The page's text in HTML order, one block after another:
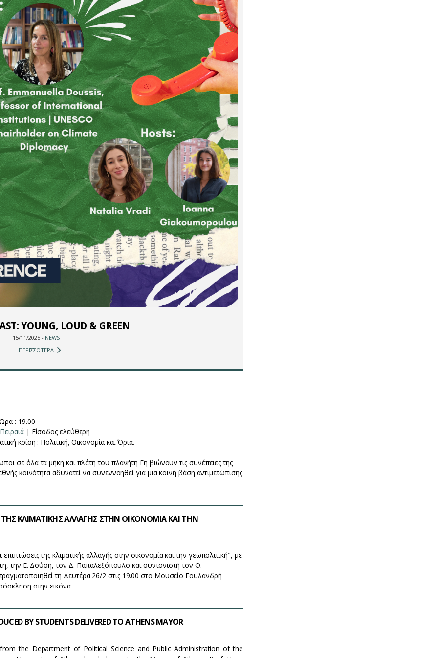
YOUNG, LOUD & GREEN
15/11/2025 - NEWS
ΠΕΡΙΣΣΟΤΕΡΑ
: 19.00
| Είσοδος ελεύθερη
κρίση : Πολιτική, Οικονομία και Όρια.
σε όλα τα μήκη και πλάτη του πλανήτη Γη βιώνουν τις συνέπειες της
κοινότητα αδυνατεί να συνεννοηθεί για μια κοινή βάση αντιμετώπισης
ΤΗΣ ΚΛΙΜΑΤΙΚΗΣ ΑΛΛΑΓΗΣ ΣΤΗΝ ΟΙΚΟΝΟΜΙΑ ΚΑΙ ΤΗΝ
της κλιματικής αλλαγής στην οικονομία και την γεωπολιτική", με
την Ε. Δούση, τον Δ. Παπαλεξόπουλο και συντονιστή τον Θ.
τη Δευτέρα 26/2 στις 19.00 στο Μουσείο Γουλανδρή
στην εικόνα.
BY STUDENTS DELIVERED TO ATHENS MAYOR
the Department of Political Science and Public Administration of the